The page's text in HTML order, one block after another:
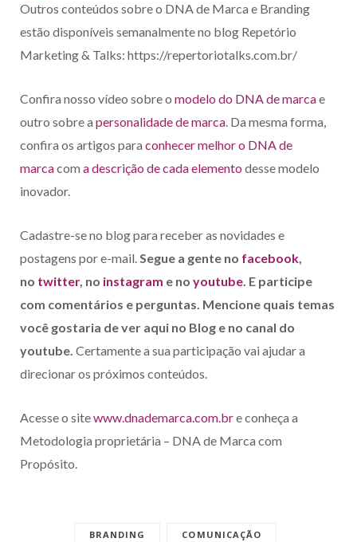
Outros conteúdos sobre o DNA de Marca e Branding
estão disponíveis semanalmente no blog Repetório
Marketing & Talks: https://repertoriotalks.com.br/
Confira nosso vídeo sobre o modelo do DNA de marcae
outro sobre a personalidade de marca. Da mesma forma,
confira os artigos para conhecer melhor o DNA de
marcacom a descrição de cada elemento desse modelo
inovador.
Cadastre-se no blog para receber as novidades e
postagens por e-mail.Segue a gente no facebook,
no twitter, no instagram e no youtube. E participe
com comentários e perguntas. Mencione quais temas
você gostaria de ver aqui no Blog e no canal do
youtube. Certamente a sua participação vai ajudar a
direcionar os próximos conteúdos.
Acesse o sitewww.dnademarca.com.bre conheça a
Metodologia proprietária – DNA de Marca com
Propósito.
BRANDING COMUNICAÇÃO